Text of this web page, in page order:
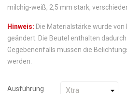
milchig-weiß, 2,5 mm stark,
Hinweis: Die Materialstärke wurde
geändert. Die Beutel enthalten
Gegebenenfalls müssen die
werden.
Ausführung